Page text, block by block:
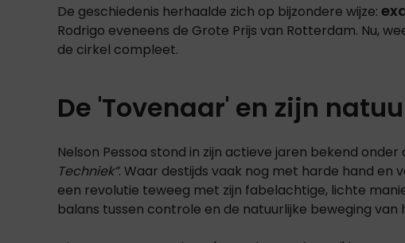
De geschiedenis herhaalde zich op bijzondere wijze:
Rodrigo eveneens de Grote Prijs van Rotterdam. Nu,
de cirkel compleet.
De 'Tovenaar' en zijn
Nelson Pessoa stond in zijn actieve jaren bekend onder
Techniek”. Waar destijds vaak nog met harde hand en
een revolutie teweeg met zijn fabelachtige, lichte
balans tussen controle en de natuurlijke beweging van